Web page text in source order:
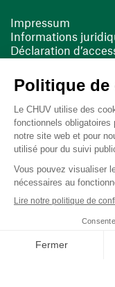
Impressum
Informations
Déclaration
Cookies
(ouvre une
Dernière mise à